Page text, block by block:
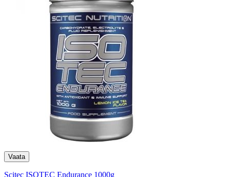
Scitec ISOTEC Endurance 1000g